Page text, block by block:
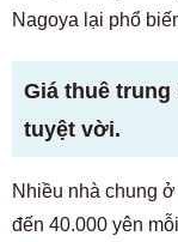
Nagoya lại phổ
Giá thuê
tuyệt vời.
Nhiều nhà chung
đến 40.000 yên